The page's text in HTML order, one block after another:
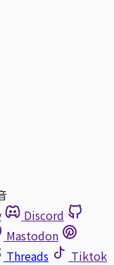
Discord
Mastodon
Threads
Tiktok